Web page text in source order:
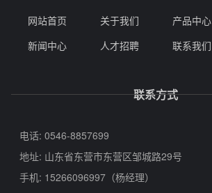
网站首页 关于我们 产品中心
新闻中心
人才招聘 联系我们
联系方式
电话: 0546-8857699
地址: 山东省东营市东营区邹城路29号
手机: 15266096997（杨经理）